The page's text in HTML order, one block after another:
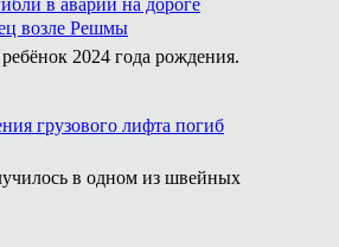
в аварии на дороге
возле Решмы
2024 года рождения.
грузового лифта погиб
в одном из швейных